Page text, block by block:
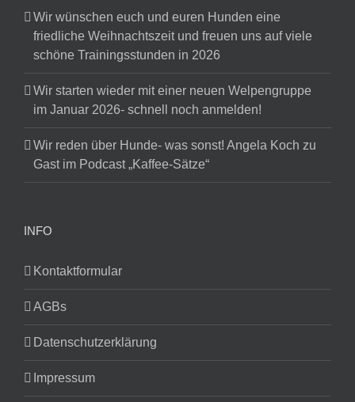
Wir wünschen euch und euren Hunden eine
friedliche Weihnachtszeit und freuen uns auf viele
schöne Trainingsstunden in 2026
Wir starten wieder mit einer neuen Welpengruppe
im Januar 2026- schnell noch anmelden!
Wir reden über Hunde- was sonst! Angela Koch zu
Gast im Podcast „Kaffee-Sätze“
INFO
Kontaktformular
AGBs
Datenschutzerklärung
Impressum